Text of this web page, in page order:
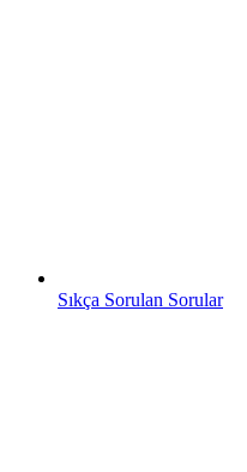
Sıkça Sorulan Sorular